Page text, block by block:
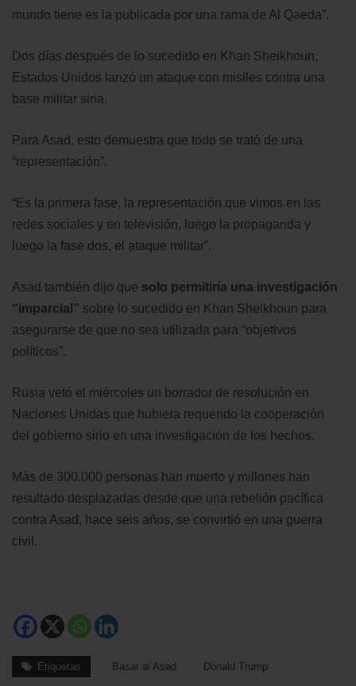
mundo tiene es la publicada por una rama de Al Qaeda”.
Dos días después de lo sucedido en Khan Sheikhoun,
Estados Unidos lanzó un ataque con misiles contra una
base militar siria.
Para Asad, esto demuestra que todo se trató de una
“representación”.
“Es la primera fase, la representación que vimos en las
redes sociales y en televisión, luego la propaganda y
luego la fase dos, el ataque militar”.
Asad también dijo que solo permitiría una investigación
“imparcial” sobre lo sucedido en Khan Sheikhoun para
asegurarse de que no sea utilizada para “objetivos
políticos”.
Rusia vetó el miércoles un borrador de resolución en
Naciones Unidas que hubiera requerido la cooperación
del gobierno sirio en una investigación de los hechos.
Más de 300.000 personas han muerto y millones han
resultado desplazadas desde que una rebelión pacífica
contra Asad, hace seis años, se convirtió en una guerra
civil.
Etiquetas Basar al Asad Donald Trump